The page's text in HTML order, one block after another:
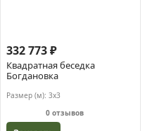
332 773 ₽
Квадратная беседка
Богдановка
Размер (м): 3х3
0 отзывов